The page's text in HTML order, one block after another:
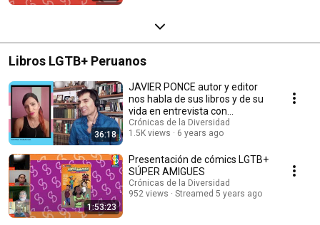
Libros LGTB+ Peruanos
36:18
JAVIER PONCE autor y editor
nos habla de sus libros y de su
vida en entrevista con
periodista trans.
Crónicas de la Diversidad
1.5K views
6 years ago
1:53:23
Presentación de cómics LGTB+
SÚPER AMIGUES
Crónicas de la Diversidad
952 views
Streamed 5 years ago